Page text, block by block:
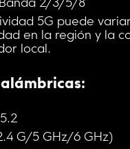
Banda 2/3/5/8
5G puede
en la región y la
local.
G/5 GHz/6 GHz)